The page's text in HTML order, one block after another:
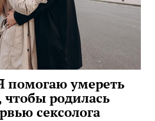
помогаю умереть
родилась
сексолога